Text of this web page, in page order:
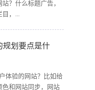
？什么标题广告，
，...
规划要点是什
体验的网站？比如给
色和网站同步，网站